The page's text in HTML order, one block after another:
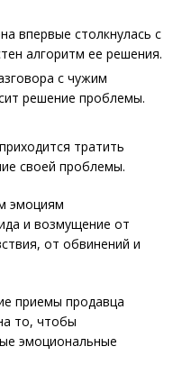
впервые столкнулась с
алгоритм ее решения.
с чужим
решение проблемы.
тратить
своей проблемы.
эмоциям
и возмущение от
от обвинений и
приемы продавца
то, чтобы
эмоциональные